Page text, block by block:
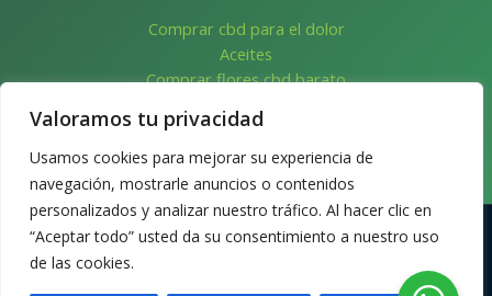
Valoramos tu privacidad
Usamos cookies para mejorar su experiencia de
navegación, mostrarle anuncios o contenidos
personalizados y analizar nuestro tráfico. Al hacer clic en
“Aceptar todo” usted da su consentimiento a nuestro uso
de las cookies.
Comprar cbd para el dolor
Aceites
Comprar flores cbd barato
Pre-Rolls
Mascotas
Cosmetica